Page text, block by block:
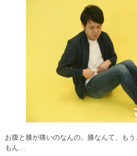
お腹と膝が痛いのなんの。膝なんて、も
もん…